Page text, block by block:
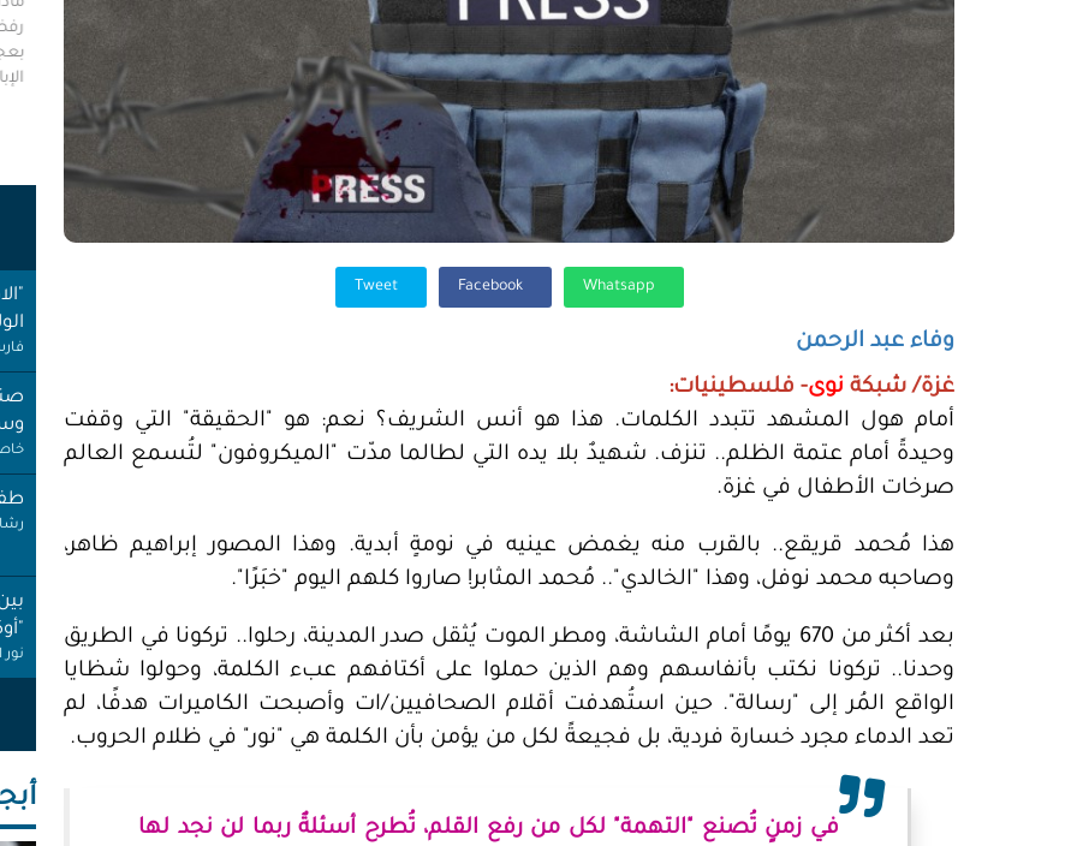
Tweet Facebook
وفاء عبد الرحمن
غزة/ شبكة نوى- فلسطينيات:
أمام هول المشهد تتبدد الكلمات. هذا هو أنس الشريف؟ نعم: هو "الحقيقة" التي وقفت
وحيدةً أمام عتمة الظلم.. تنزف. شهيدٌ بلا يده التي لطالما مدّت "الميكروفون" لتُسمع العالم
صرخات الأطفال في غزة.
هذا مُحمد قريقع.. بالقرب منه يغمض عينيه في نومةٍ أبدية. وهذا المصور إبراهيم ظاهر،
وصاحبه محمد نوفل، وهذا "الخالدي".. مُحمد المثابر! صاروا كلهم اليوم "خبَرًا".
بعد أكثر من 670 يومًا أمام الشاشة، ومطر الموت يُثقل صدر المدينة، رحلوا.. تركونا في الطريق
وحدنا.. تركونا نكتب بأنفاسهم وهم الذين حملوا على أكتافهم عبء الكلمة، وحولوا شظايا
الواقع المُر إلى "رسالة". حين استُهدفت أقلام الصحافيين/ات وأصبحت الكاميرات هدفًا، لم
تعد الدماء مجرد خسارة فردية، بل فجيعةً لكل من يؤمن بأن الكلمة هي "نور" في ظلام الحروب.
في زمنٍ تُصنع "التهمة" لكل من رفع القلم، تُطرح أسئلةٌ ربما لن نجد لها
ليضع إستراتيجيات عملٍ للهيئات العامة، ولكن من حقه
سؤال من يضعون تلك الاستراتيجيات عن تفاصيلها،
وخططهم في حال حدوث السيناريوهات الأسوأ؟